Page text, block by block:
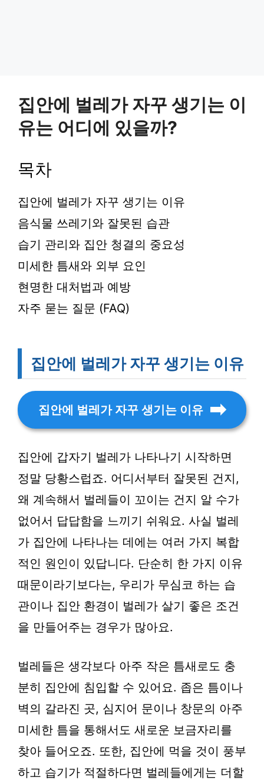
집안에 벌레가 자꾸 생기는 이
유는 어디에 있을까?
목차
집안에 벌레가 자꾸 생기는 이유
음식물 쓰레기와 잘못된 습관
습기 관리와 집안 청결의 중요성
미세한 틈새와 외부 요인
현명한 대처법과 예방
자주 묻는 질문 (FAQ)
집안에 벌레가 자꾸 생기는 이유
집안에 벌레가 자꾸 생기는 이유
집안에 갑자기 벌레가 나타나기 시작하면
정말 당황스럽죠. 어디서부터 잘못된 건지,
왜 계속해서 벌레들이 꼬이는 건지 알 수가
없어서 답답함을 느끼기 쉬워요. 사실 벌레
가 집안에 나타나는 데에는 여러 가지 복합
적인 원인이 있답니다. 단순히 한 가지 이유
때문이라기보다는, 우리가 무심코 하는 습
관이나 집안 환경이 벌레가 살기 좋은 조건
을 만들어주는 경우가 많아요.
벌레들은 생각보다 아주 작은 틈새로도 충
분히 집안에 침입할 수 있어요. 좁은 틈이나
벽의 갈라진 곳, 심지어 문이나 창문의 아주
미세한 틈을 통해서도 새로운 보금자리를
찾아 들어오죠. 또한, 집안에 먹을 것이 풍부
하고 습기가 적절하다면 벌레들에게는 더할